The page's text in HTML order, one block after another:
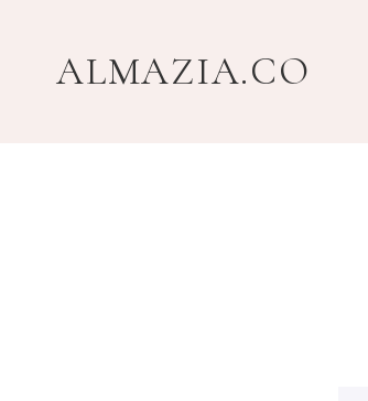
ALMAZIA.CO